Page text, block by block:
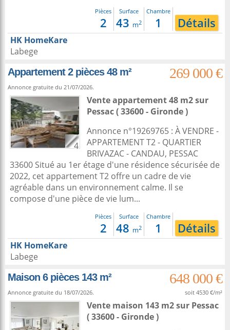
Pièces
2
Surface
43 m2
Chambre
1 Détails
HK HomeKare
Labege
Appartement 2 pièces 48 m²
269 000 €
Annonce gratuite du 21/07/2026.
4
Vente appartement 48 m2sur
Pessac( 33600 - Gironde )
Annonce n°19269765 : À VENDRE -
APPARTEMENT T2 - QUARTIER
BRIVAZAC - CANDAU, PESSAC
33600 Situé au 1er étage d'une résidence sécurisée de
2022, cet appartement T2 offre un cadre de vie
agréable dans un environnement calme. Il se
compose d'une pièce de vie lum...
Pièces
2
Surface
48 m2
Chambre
1 Détails
HK HomeKare
Labege
Maison 6 pièces 143 m²
648 000 €
Annonce gratuite du 18/07/2026. soit 4530 €/m²
Vente maison 143 m2sur Pessac
( 33600 - Gironde )